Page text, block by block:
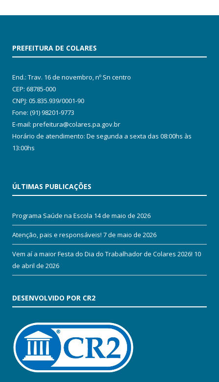
PREFEITURA DE COLARES
End.: Trav. 16 de novembro, nº Sn centro
CEP: 68785-000
CNPJ: 05.835.939/0001-90
Fone: (91) 98201-9773
E-mail: prefeitura@colares.pa.gov.br
Horário de atendimento: De segunda a sexta das 08:00hs às
13:00hs
ÚLTIMAS PUBLICAÇÕES
Programa Saúde na Escola 14 de maio de 2026
Atenção, pais e responsáveis! 7 de maio de 2026
Vem aí a maior Festa do Dia do Trabalhador de Colares 2026! 10
de abril de 2026
DESENVOLVIDO POR CR2